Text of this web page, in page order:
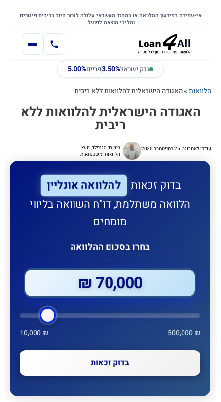
לתוכן
דלג לתוכן הראשי
אי-עמידה בפירעון ההלוואה או בהחזר האשראי עלולה לגרור חיוב בריבית פיגורים
והליכי הוצאה לפועל.
בנק ישראל3.50%פריים5.00%
הלוואות»האגודה הישראלית להלוואות ללא ריבית
האגודה הישראלית להלוואות ללא
ריבית
עודכן לאחרונה: 25 בספטמבר 2025
רישרד הננפלד, יועץ
הלוואות ומשכנתאות
בדוק זכאות להלוואה אונליין
הלוואה משתלמת, דו"ח השוואה בליווי
מומחים
בחרו בסכום ההלוואה
70,000 ₪
10,000 ₪ 500,000 ₪
בדוק זכאות